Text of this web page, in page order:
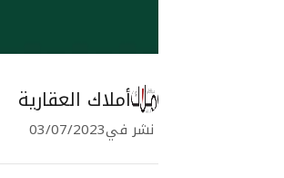
أملاك العقارية
نشر في03/07/2023